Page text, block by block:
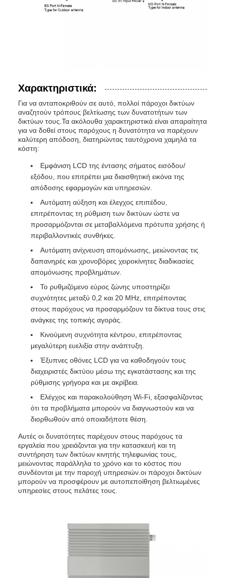
Χαρακτηριστικά:
Για να ανταποκριθούν σε αυτό, πολλοί πάροχοι δικτύων
αναζητούν τρόπους βελτίωσης των δυνατοτήτων των
δικτύων τους.Τα ακόλουθα χαρακτηριστικά είναι απαραίτητα
για να δοθεί στους παρόχους η δυνατότητα να παρέχουν
καλύτερη απόδοση, διατηρώντας ταυτόχρονα χαμηλά τα
κόστη:
Εμφάνιση LCD της έντασης σήματος εισόδου/
εξόδου, που επιτρέπει μια διαισθητική εικόνα της
απόδοσης εφαρμογών και υπηρεσιών.
Αυτόματη αύξηση και έλεγχος επιπέδου,
επιτρέποντας τη ρύθμιση των δικτύων ώστε να
προσαρμόζονται σε μεταβαλλόμενα πρότυπα χρήσης ή
περιβαλλοντικές συνθήκες.
Αυτόματη ανίχνευση απομόνωσης, μειώνοντας τις
δαπανηρές και χρονοβόρες χειροκίνητες διαδικασίες
απομόνωσης προβλημάτων.
Το ρυθμιζόμενο εύρος ζώνης υποστηρίζει
συχνότητες μεταξύ 0,2 και 20 MHz, επιτρέποντας
στους παρόχους να προσαρμόζουν τα δίκτυα τους στις
ανάγκες της τοπικής αγοράς.
Κινούμενη συχνότητα κέντρου, επιτρέποντας
μεγαλύτερη ευελιξία στην ανάπτυξη.
Έξυπνες οθόνες LCD για να καθοδηγούν τους
διαχειριστές δικτύου μέσω της εγκατάστασης και της
ρύθμισης γρήγορα και με ακρίβεια.
Ελέγχος και παρακολούθηση Wi-Fi, εξασφαλίζοντας
ότι τα προβλήματα μπορούν να διαγνωστούν και να
διορθωθούν από οποιαδήποτε θέση.
Αυτές οι δυνατότητες παρέχουν στους παρόχους τα
εργαλεία που χρειάζονται για την κατασκευή και τη
συντήρηση των δικτύων κινητής τηλεφωνίας τους,
μειώνοντας παράλληλα το χρόνο και το κόστος που
συνδέονται με την παροχή υπηρεσιών.οι πάροχοι δικτύων
μπορούν να προσφέρουν με αυτοπεποίθηση βελτιωμένες
υπηρεσίες στους πελάτες τους.